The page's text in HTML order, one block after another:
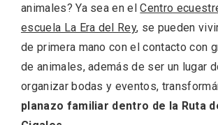
animales? Ya sea en elCentro
escuela La Era del Rey, se pueden
de primera mano con el contacto con
de animales, además de ser un lugar
organizar bodas y eventos,
planazo familiar dentro de la Ruta